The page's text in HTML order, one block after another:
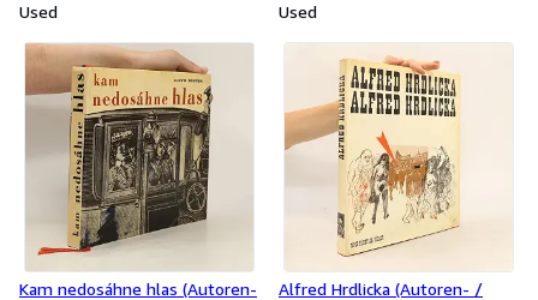
Used
Used
Kam nedosáhne hlas (Autoren-
Alfred Hrdlicka (Autoren- /